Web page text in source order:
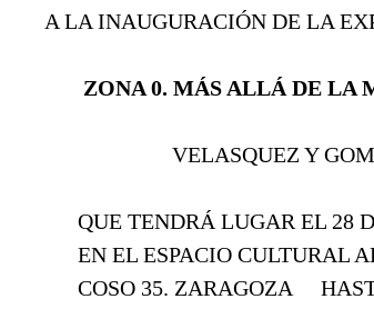
A LA INAUGURACIÓN DE LA
ZONA 0. MÁS ALLÁ DE LA
VELASQUEZ Y
QUE TENDRÁ LUGAR EL 28
EN EL ESPACIO CULTURAL
COSO 35. ZARAGOZA